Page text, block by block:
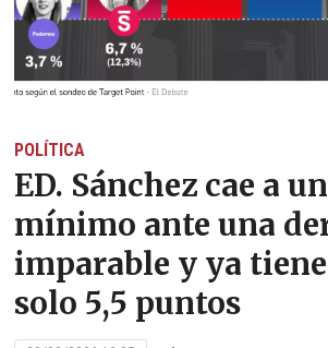
POLÍTICA
ED. Sánchez cae a
mínimo ante una
imparable y ya tiene
solo 5,5 puntos